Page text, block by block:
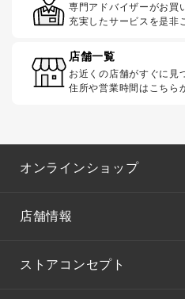
専門アドバイザーがお買
充実したサービスを是非
店舗一覧
お近くの店舗がすぐに見
住所や営業時間はこちら
オンラインショップ
店舗情報
ストアコンセプト